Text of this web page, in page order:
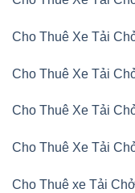
Cho Thuê Xe Tải
Cho Thuê Xe Tải
Cho Thuê Xe Tải
Cho Thuê Xe Tải
Cho Thuê xe Tải